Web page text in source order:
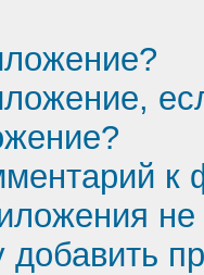
к
не
добавить